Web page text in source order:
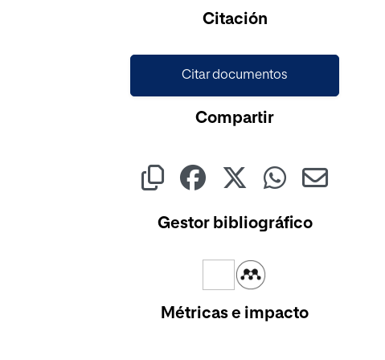
Citación
Citar documentos
Compartir
Gestor bibliográfico
Métricas e impacto